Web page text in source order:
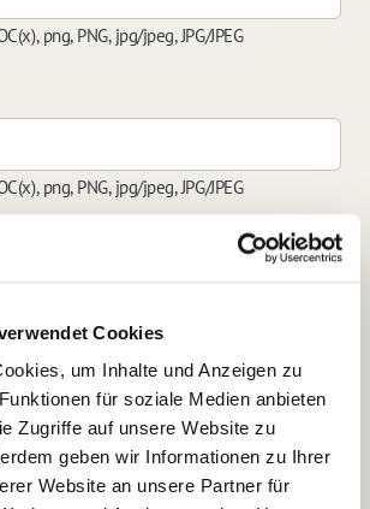
Cookies
um Inhalte und Anzeigen zu
für soziale Medien anbieten
Zugriffe auf unsere Website zu
geben wir Informationen zu Ihrer
Website an unsere Partner für
png, PNG, jpg/jpeg, JPG/JPEG
png, PNG, jpg/jpeg, JPG/JPEG
png, PNG, jpg/jpeg, JPG/JPEG
png, PNG, jpg/jpeg, JPG/JPEG